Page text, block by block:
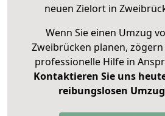
neuen Zielort in
Wenn Sie einen Umzug
Zweibrücken planen,
professionelle Hilfe in
Kontaktieren Sie uns
reibungslosen Umzug